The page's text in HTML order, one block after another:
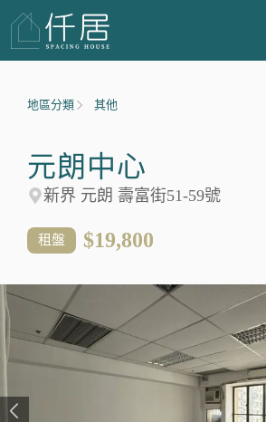
地區分類 其他
元朗中心
新界 元朗 壽富街51-59號
租盤 $19,800